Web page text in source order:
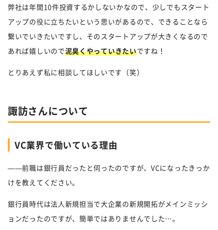
弊社は年間10件投資するかしないかなので、少しでもスタート
アップの役に立ちたいという思いがあるので、できることなら
繋いでいきたいですし、そのスタートアップが大きくなるので
あれば嬉しいので泥臭くやっていきたいですね！
とりあえず私に相談してほしいです（笑）
諏訪さんについて
VC業界で働いている理由
——前職は銀行員だったと伺ったのですが、VCになったきっか
けを教えてください。
銀行員時代は法人新規担当で大企業の新規開拓がメインミッシ
ョンだったのですが、簡単ではありませんでした…。